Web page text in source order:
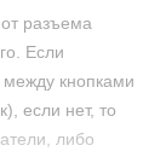
разъема
Если
между кнопками
если нет, то
либо